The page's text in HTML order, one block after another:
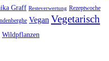
Graff Resteverwertung Rezeptwoche
Vegan Vegetarisch
Wildpflanzen